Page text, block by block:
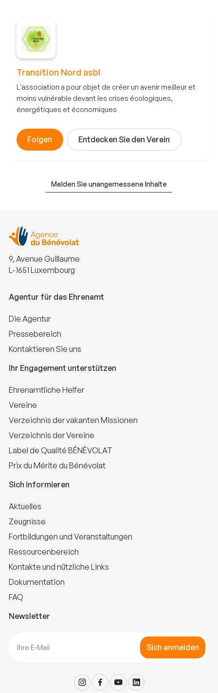
Transition Nord asbl
L'association a pour objet de créer un avenir meilleur et
moins vulnérable devant les crises écologiques,
énergétiques et économiques
Folgen Entdecken Sie den Verein
Melden Sie unangemessene Inhalte
9, Avenue Guillaume
L-1651 Luxembourg
Agentur für das Ehrenamt
Die Agentur
Pressebereich
Kontaktieren Sie uns
Ihr Engagement unterstützen
Ehrenamtliche Helfer
Vereine
Verzeichnis der vakanten Missionen
Verzeichnis der Vereine
Label de Qualité BÉNÉVOLAT
Prix du Mérite du Bénévolat
Sich informieren
Aktuelles
Zeugnisse
Fortbildungen und Veranstaltungen
Ressourcenbereich
Kontakte und nützliche Links
Dokumentation
FAQ
Newsletter
Sich anmelden